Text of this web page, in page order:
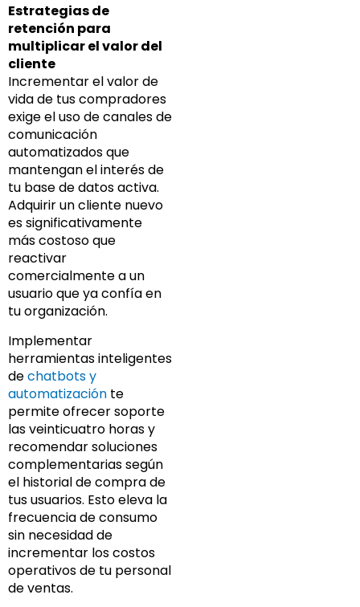
Estrategias de
retención para
multiplicar el valor del
cliente
Incrementar el valor de
vida de tus compradores
exige el uso de canales de
comunicación
automatizados que
mantengan el interés de
tu base de datos activa.
Adquirir un cliente nuevo
es significativamente
más costoso que
reactivar
comercialmente a un
usuario que ya confía en
tu organización.
Implementar
herramientas inteligentes
dechatbots y
automatización te
permite ofrecer soporte
las veinticuatro horas y
recomendar soluciones
complementarias según
el historial de compra de
tus usuarios. Esto eleva la
frecuencia de consumo
sin necesidad de
incrementar los costos
operativos de tu personal
de ventas.